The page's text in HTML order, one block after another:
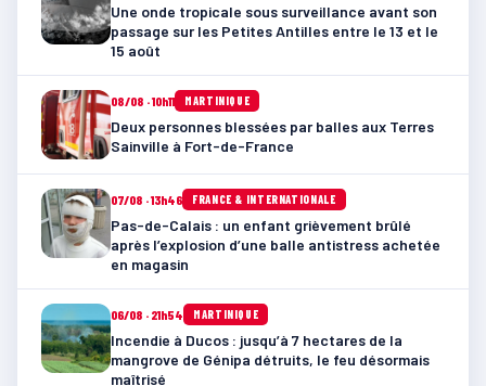
Une onde tropicale sous surveillance avant son
passage sur les Petites Antilles entre le 13 et le
15 août
08/08 · 10h11 MARTINIQUE
Deux personnes blessées par balles aux Terres
Sainville à Fort-de-France
07/08 · 13h46 FRANCE & INTERNATIONALE
Pas-de-Calais : un enfant grièvement brûlé
après l’explosion d’une balle antistress achetée
en magasin
06/08 · 21h54 MARTINIQUE
Incendie à Ducos : jusqu’à 7 hectares de la
mangrove de Génipa détruits, le feu désormais
maîtrisé